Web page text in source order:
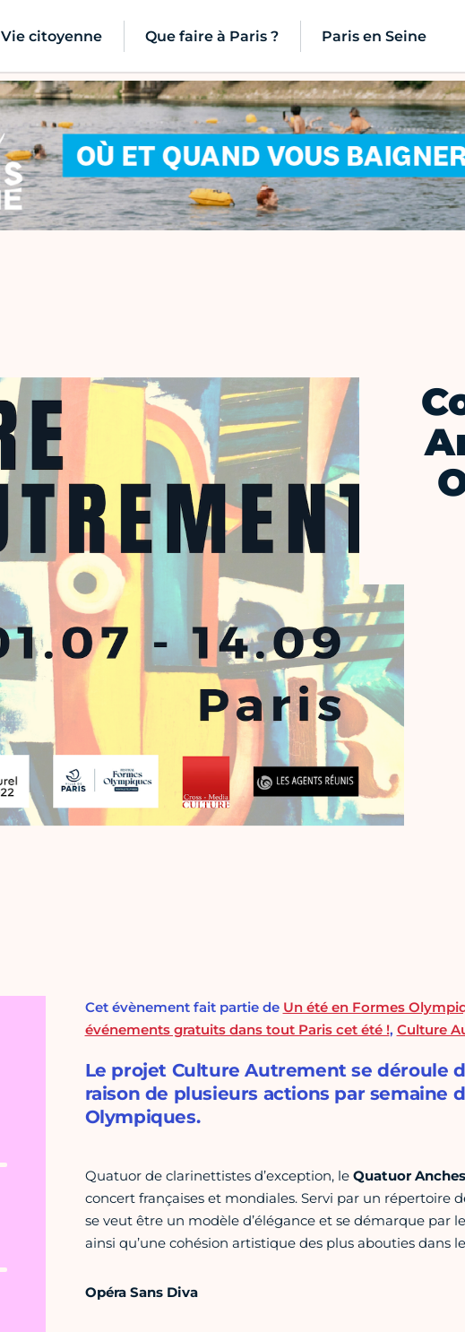
Vie citoyenne Que faire à Paris ? Paris en Seine
Cet évènement fait partie de Un été en Formes
événements gratuits dans tout Paris cet été !, Culture
Le projet Culture Autrement se déroule
raison de plusieurs actions par semaine
Olympiques.
Quatuor de clarinettistes d’exception, le Quatuor
concert françaises et mondiales. Servi par un répertoire
se veut être un modèle d’élégance et se démarque par
ainsi qu’une cohésion artistique des plus abouties dans
Opéra Sans Diva